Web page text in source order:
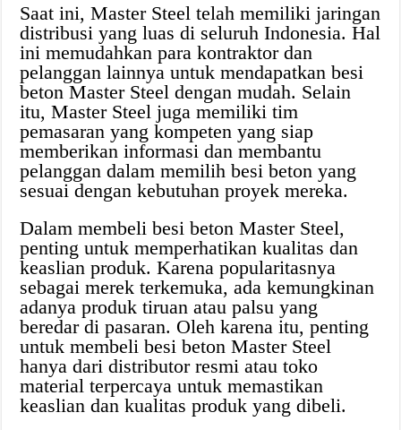
Saat ini, Master Steel telah memiliki jaringan
distribusi yang luas di seluruh Indonesia. Hal
ini memudahkan para kontraktor dan
pelanggan lainnya untuk mendapatkan besi
beton Master Steel dengan mudah. Selain
itu, Master Steel juga memiliki tim
pemasaran yang kompeten yang siap
memberikan informasi dan membantu
pelanggan dalam memilih besi beton yang
sesuai dengan kebutuhan proyek mereka.
Dalam membeli besi beton Master Steel,
penting untuk memperhatikan kualitas dan
keaslian produk. Karena popularitasnya
sebagai merek terkemuka, ada kemungkinan
adanya produk tiruan atau palsu yang
beredar di pasaran. Oleh karena itu, penting
untuk membeli besi beton Master Steel
hanya dari distributor resmi atau toko
material terpercaya untuk memastikan
keaslian dan kualitas produk yang dibeli.